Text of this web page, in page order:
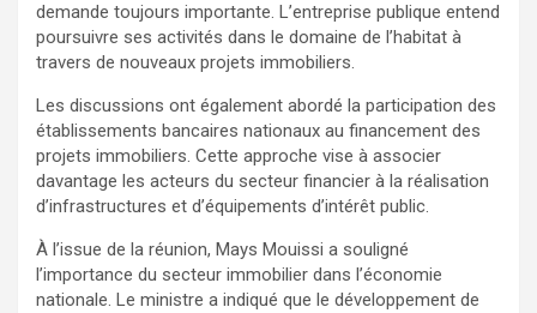
demande toujours importante. L’entreprise publique entend
poursuivre ses activités dans le domaine de l’habitat à
travers de nouveaux projets immobiliers.
Les discussions ont également abordé la participation des
établissements bancaires nationaux au financement des
projets immobiliers. Cette approche vise à associer
davantage les acteurs du secteur financier à la réalisation
d’infrastructures et d’équipements d’intérêt public.
À l’issue de la réunion, Mays Mouissi a souligné
l’importance du secteur immobilier dans l’économie
nationale. Le ministre a indiqué que le développement de